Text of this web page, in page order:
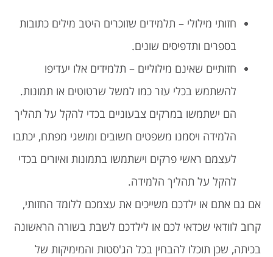
חזותי מילולי – תלמידים שזוכרים היטב מילים כתובות
בספרים ותדפיסים שונים.
חזותיים שאינם מילוליים – תלמידים אלו יעדיפו
להשתמש בכלי עזר כמו למשל שרטוטים או תמונות.
הם ישתמשו במרקים צבעוניים בכדי להקל על תהליך
הלמידה ויסמנו משפטים חשובים ומושגי מפתח, יכתבו
לעצמם ראשי פרקים וישתמשו בתמונות ואיורים בכדי
להקל על תהליך הלמידה.
אם גם אתם או ילדכם משייכים את עצמכם ללומד החזותי,
קרוב לוודאי שכדאי לכם או לילדכם לשבת בשורה הראשונה
בכיתה, שכן תוכלו להבחין בכל הג'סטות והמימיקות של